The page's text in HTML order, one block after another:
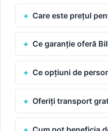
Care este prețul
Ce garanție oferă
Ce opțiuni de
Oferiți transport